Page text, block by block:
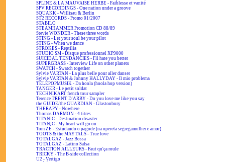
SPLINE & LA MAUVAISE HERBE - Faiblesse et vanité
SPV RECORDINGS - One nation under a groove
SQUAKK - Willisau & Berlin
ST2 RECORDS - Promo 01/2007
STABILO
STEAMHAMMER Promotion CD 88/89
Stevie WONDER - These three words
STING - Let your soul be your pilot
STING - When we dance
STROKES - Reptilia
STUDIO SM - Disque professionnel XP9000
SUICIDAL TENDANCIES - I'll hate you better
SUPERGRASS - Interview Life on other planets
SWATCH - Swatch together
Sylvie VARTAN - La plus belle pour aller danser
Sylvie VARTAN & Johnny HALLYDAY - Il mio problema
TÉLÉPOPMUSIK - Da hoola (hoola hop version)
TANGER - Le petit soldat
TECHNIKART french tour sampler
Terence TRENT D'ARBY - Do you love me like you say
the GUIDE/the GUARDIAN - Glastonbury
THERAPY - Nowhere
Thomas DARMON - 4 titres
TITANIC - Destination disaster
TITANIC - My heart will go on
Tom ZÉ - Estudando o pagode (na opereta segregamulher e amor)
TOOTS & the MAYTALS - True love
TOTALGAZ - Jazz Bossa
TOTALGAZ - Latino Salsa
TRACTION AILLEURS - Faut qu'ça roule
TRICKY - The B-side collection
U2 - Vertigo